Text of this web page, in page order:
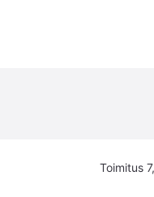
Toimitus